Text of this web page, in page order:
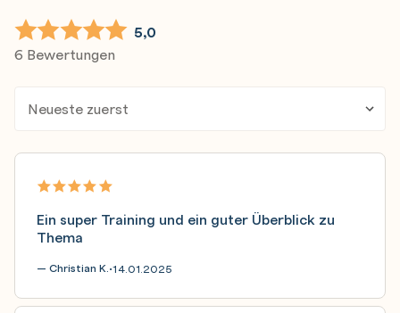
5,0
6 Bewertungen
Ein super Training und ein guter Überblick zu
Thema
— Christian K.•14.01.2025